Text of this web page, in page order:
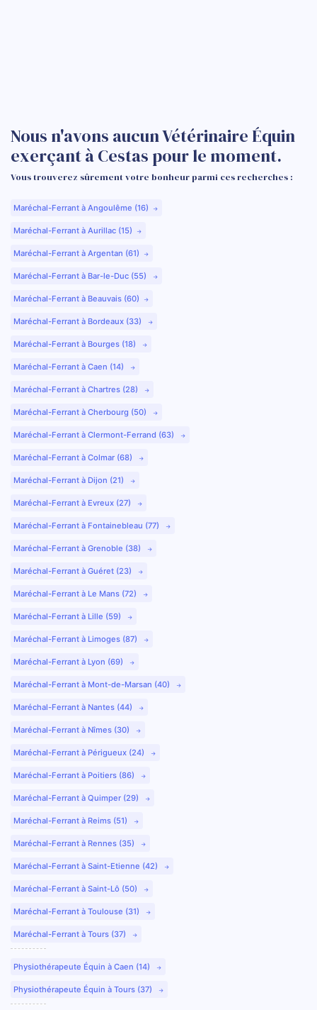
Nous n'avons aucun Vétérinaire Équin
exerçant à Cestas pour le moment.
Vous trouverez sûrement votre bonheur parmi ces recherches :
Maréchal-Ferrant à Angoulême (16)
Maréchal-Ferrant à Aurillac (15)
Maréchal-Ferrant à Argentan (61)
Maréchal-Ferrant à Bar-le-Duc (55)
Maréchal-Ferrant à Beauvais (60)
Maréchal-Ferrant à Bordeaux (33)
Maréchal-Ferrant à Bourges (18)
Maréchal-Ferrant à Caen (14)
Maréchal-Ferrant à Chartres (28)
Maréchal-Ferrant à Cherbourg (50)
Maréchal-Ferrant à Clermont-Ferrand (63)
Maréchal-Ferrant à Colmar (68)
Maréchal-Ferrant à Dijon (21)
Maréchal-Ferrant à Evreux (27)
Maréchal-Ferrant à Fontainebleau (77)
Maréchal-Ferrant à Grenoble (38)
Maréchal-Ferrant à Guéret (23)
Maréchal-Ferrant à Le Mans (72)
Maréchal-Ferrant à Lille (59)
Maréchal-Ferrant à Limoges (87)
Maréchal-Ferrant à Lyon (69)
Maréchal-Ferrant à Mont-de-Marsan (40)
Maréchal-Ferrant à Nantes (44)
Maréchal-Ferrant à Nîmes (30)
Maréchal-Ferrant à Périgueux (24)
Maréchal-Ferrant à Poitiers (86)
Maréchal-Ferrant à Quimper (29)
Maréchal-Ferrant à Reims (51)
Maréchal-Ferrant à Rennes (35)
Maréchal-Ferrant à Saint-Etienne (42)
Maréchal-Ferrant à Saint-Lô (50)
Maréchal-Ferrant à Toulouse (31)
Maréchal-Ferrant à Tours (37)
Physiothérapeute Équin à Caen (14)
Physiothérapeute Équin à Tours (37)